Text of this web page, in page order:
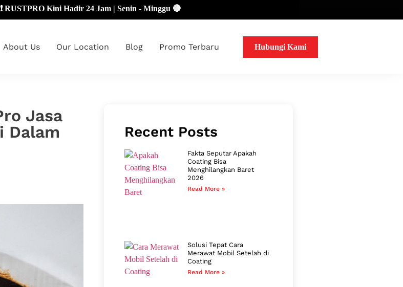
Kini Hadir 24 Jam | Senin - Minggu 🔴
About Us Our Location Blog Promo Terbaru Hubungi Kami
Jasa
Dalam
Recent Posts
Fakta Seputar Apakah
Coating Bisa
Menghilangkan Baret
2026
Read More »
Solusi Tepat Cara
Merawat Mobil Setelah di
Coating
Read More »